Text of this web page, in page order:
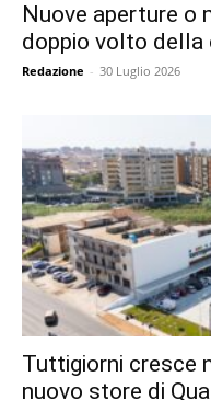
Nuove aperture o
doppio volto della
Redazione - 30 Luglio 2026
Tuttigiorni cresce
nuovo store di